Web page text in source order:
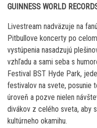
GUINNESS WORLD
Livestream nadväzuje na
Pitbullove koncerty po
vystúpenia nasadzujú
vzhľadu a sami seba s
Festival BST Hyde Park,
festivalov na svete, posunie
úroveň a pozve nielen
divákov z celého sveta, aby
kultúrneho okamihu.